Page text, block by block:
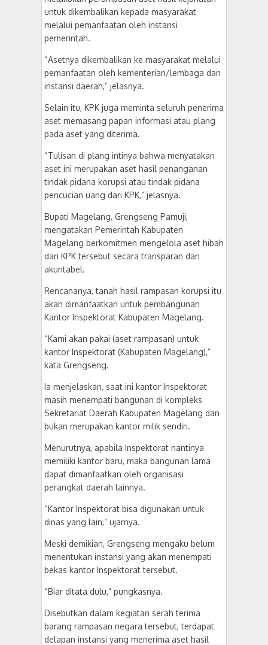
untuk dikembalikan kepada masyarakat
melalui pemanfaatan oleh instansi
pemerintah.
“Asetnya dikembalikan ke masyarakat melalui
pemanfaatan oleh kementerian/lembaga dan
instansi daerah,” jelasnya.
Selain itu, KPK juga meminta seluruh penerima
aset memasang papan informasi atau plang
pada aset yang diterima.
“Tulisan di plang intinya bahwa menyatakan
aset ini merupakan aset hasil penanganan
tindak pidana korupsi atau tindak pidana
pencucian uang dari KPK,” jelasnya.
Bupati Magelang, Grengseng Pamuji,
mengatakan Pemerintah Kabupaten
Magelang berkomitmen mengelola aset hibah
dari KPK tersebut secara transparan dan
akuntabel.
Rencananya, tanah hasil rampasan korupsi itu
akan dimanfaatkan untuk pembangunan
Kantor Inspektorat Kabupaten Magelang.
“Kami akan pakai (aset rampasan) untuk
kantor Inspektorat (Kabupaten Magelang),”
kata Grengseng.
Ia menjelaskan, saat ini kantor Inspektorat
masih menempati bangunan di kompleks
Sekretariat Daerah Kabupaten Magelang dan
bukan merupakan kantor milik sendiri.
Menurutnya, apabila Inspektorat nantinya
memiliki kantor baru, maka bangunan lama
dapat dimanfaatkan oleh organisasi
perangkat daerah lainnya.
“Kantor Inspektorat bisa digunakan untuk
dinas yang lain,” ujarnya.
Meski demikian, Grengseng mengaku belum
menentukan instansi yang akan menempati
bekas kantor Inspektorat tersebut.
“Biar ditata dulu,” pungkasnya.
Disebutkan dalam kegiatan serah terima
barang rampasan negara tersebut, terdapat
delapan instansi yang menerima aset hasil